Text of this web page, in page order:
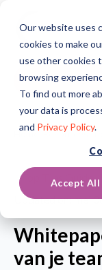
Our website uses
cookies to make
use other cookies
browsing
To find out more
your data is
and Privacy Policy.
Accept All
Home Resources/
Top Tips Guide
Updated on: mei
van je